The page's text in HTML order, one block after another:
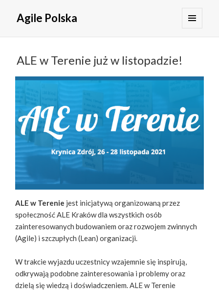
Agile Polska
ALE w Terenie już w listopadzie!
ALE w Terenie jest inicjatywą organizowaną przez
społeczność ALE Kraków dla wszystkich osób
zainteresowanych budowaniem oraz rozwojem zwinnych
(Agile) i szczupłych (Lean) organizacji.
W trakcie wyjazdu uczestnicy wzajemnie się inspirują,
odkrywają podobne zainteresowania i problemy oraz
dzielą się wiedzą i doświadczeniem. ALE w Terenie